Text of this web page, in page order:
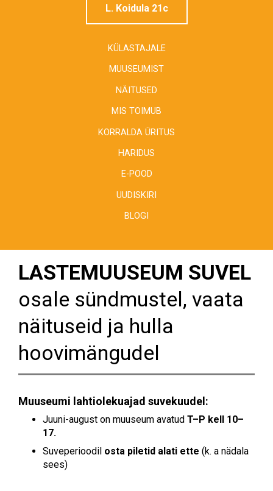
L. Koidula 21c
KÜLASTAJALE
MUUSEUMIST
NÄITUSED
MIS TOIMUB
KORRALDA ÜRITUS
HARIDUS
E-POOD
UUDISKIRI
BLOGI
LASTEMUUSEUM SUVEL
osale sündmustel, vaata
näituseid ja hulla
hoovimängudel
Muuseumi lahtiolekuajad suvekuudel:
Juuni-august on muuseum avatud T–P kell 10–
17.
Suveperioodil osta piletid alati ette (k. a nädala
sees)